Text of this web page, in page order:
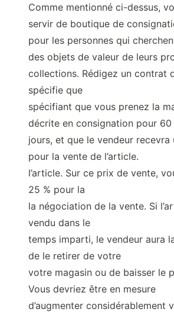
Comme mentionné ci-dessus,
servir de boutique de
pour les personnes qui
des objets de valeur de leurs
collections. Rédigez un contrat
spécifie que
spécifiant que vous prenez la
décrite en consignation pour 60
jours, et que le vendeur recevra
pour la vente de l’article.
l’article. Sur ce prix de vente,
25 % pour la
la négociation de la vente. Si
vendu dans le
temps imparti, le vendeur aura
de le retirer de votre
votre magasin ou de baisser le
Vous devriez être en mesure
d’augmenter considérablement